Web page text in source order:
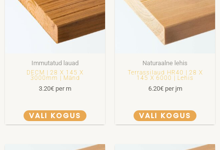
Immutatud lauad
DECM | 28 X 145 X
3000mm | Mänd
3.20€ per m
VALI KOGUS
Naturaalne lehis
Terrassilaud HR40 | 28 X
145 X 6000 | Lehis
6.20€per jm
VALI KOGUS